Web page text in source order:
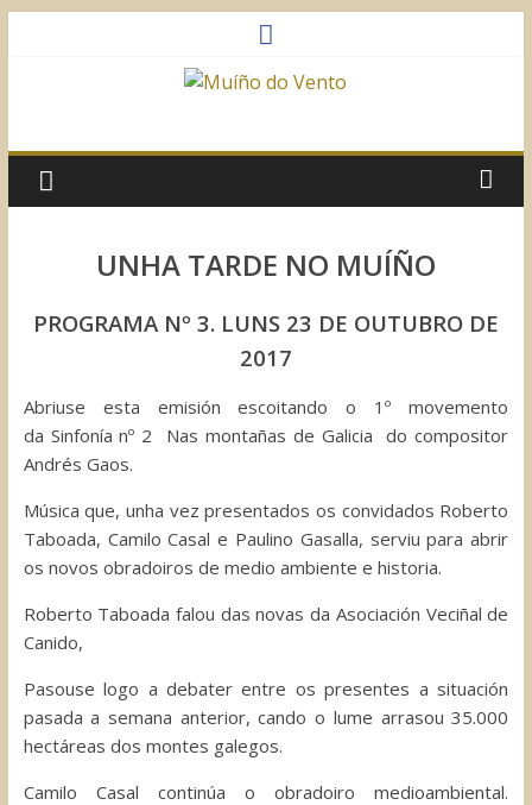
do
Vento
Sociocultural
UNHA TARDE NO MUÍÑO
PROGRAMA Nº 3. LUNS 23 DE OUTUBRO DE
2017
Abriuse esta emisión escoitando o 1º movemento
da Sinfonía nº 2 Nas montañas de Galicia do compositor
Andrés Gaos.
Música que, unha vez presentados os convidados Roberto
Taboada, Camilo Casal e Paulino Gasalla, serviu para abrir
os novos obradoiros de medio ambiente e historia.
Roberto Taboada falou das novas da Asociación Veciñal de
Canido,
Pasouse logo a debater entre os presentes a situación
pasada a semana anterior, cando o lume arrasou 35.000
hectáreas dos montes galegos.
Camilo Casal continúa o obradoiro medioambiental.